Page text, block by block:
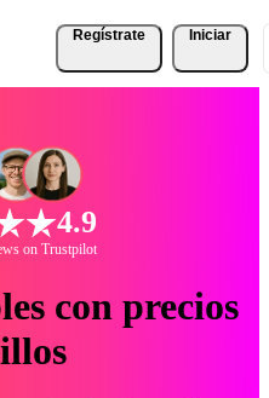
Regístrate Iniciar
4.9
on Trustpilot
con precios